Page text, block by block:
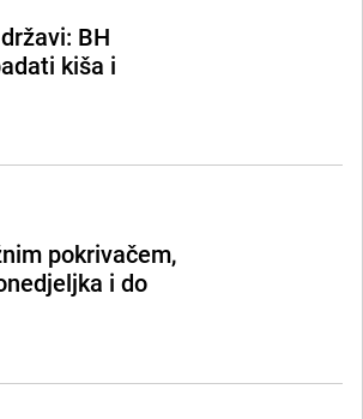
BH
kiša i
pokrivačem,
i do